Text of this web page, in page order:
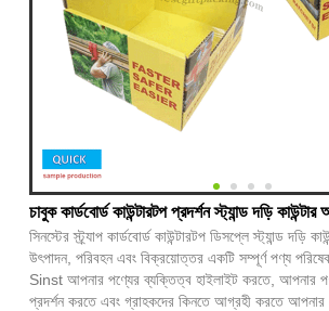
চাবুক কার্ডবোর্ড কাউন্টারটপ প্রদর্শন স্ট্যান্ড দড়ি কাউন্টার
সিনস্টের স্ট্র্যাপ কার্ডবোর্ড কাউন্টারটপ ডিসপ্লে স্ট্যান্ড দড়ি
উৎপাদন, পরিবহন এবং বিক্রয়োত্তর একটি সম্পূর্ণ পণ্য
Sinst আপনার পণ্যের ব্যক্তিত্ব হাইলাইট করতে, আপনার
প্রদর্শন করতে এবং গ্রাহকদের কিনতে আগ্রহী করতে আপনার